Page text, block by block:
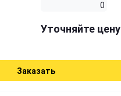
0
Уточняйте цену
Заказать